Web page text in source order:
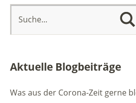
Aktuelle Blogbeiträge
Was aus der Corona-Zeit gerne